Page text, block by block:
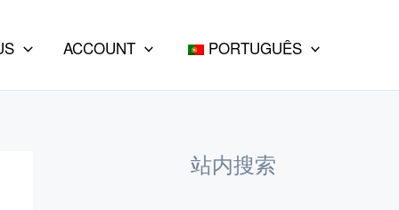
ACCOUNT PORTUGUÊS
站内搜索
a